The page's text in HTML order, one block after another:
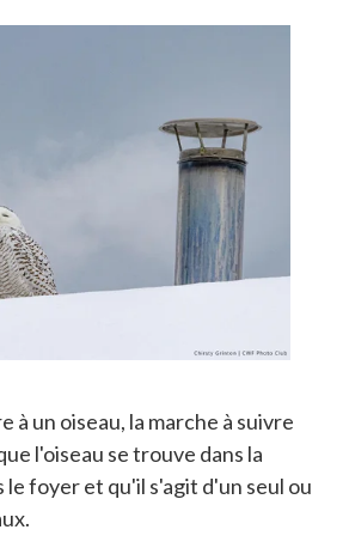
à un oiseau, la marche à suivre
l'oiseau se trouve dans la
le foyer et qu'il s'agit d'un seul ou